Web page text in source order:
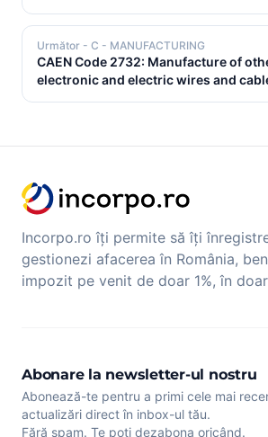
Următor - C - MANUFACTURING
CAEN Code 2732: Manufacture of
electronic and electric wires and
Incorpo.ro îți permite să îți
gestionezi afacerea în România,
impozit pe venit de doar 1%, în
Abonare la newsletter-ul nostru
Abonează-te pentru a primi cele mai
actualizări direct în inbox-ul tău.
Fără spam. Te poți dezabona oricând.